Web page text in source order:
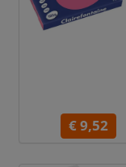
€ 9,52